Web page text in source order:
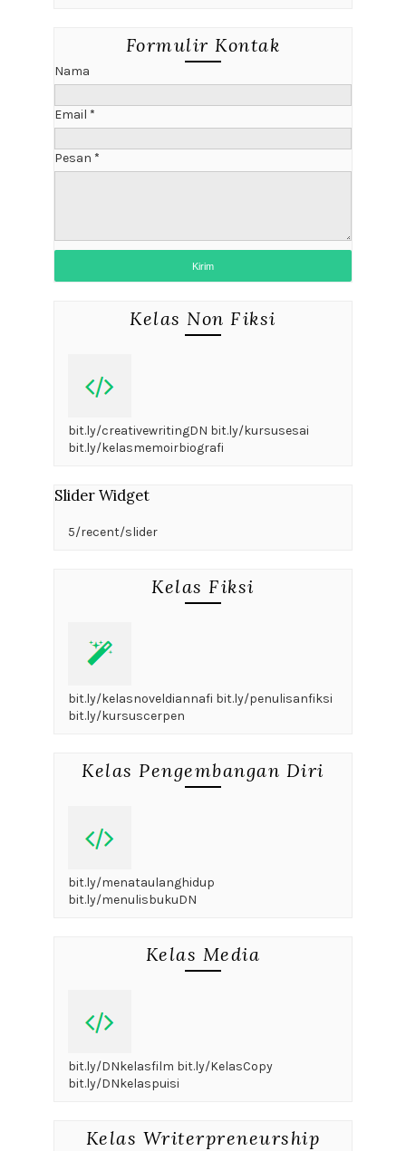
Formulir Kontak
Nama
Email *
Pesan *
Kelas Non Fiksi
bit.ly/creativewritingDN bit.ly/kursusesai
bit.ly/kelasmemoirbiografi
Slider Widget
5/recent/slider
Kelas Fiksi
bit.ly/kelasnoveldiannafi bit.ly/penulisanfiksi
bit.ly/kursuscerpen
Kelas Pengembangan Diri
bit.ly/menataulanghidup
bit.ly/menulisbukuDN
Kelas Media
bit.ly/DNkelasfilm bit.ly/KelasCopy
bit.ly/DNkelaspuisi
Kelas Writerpreneurship